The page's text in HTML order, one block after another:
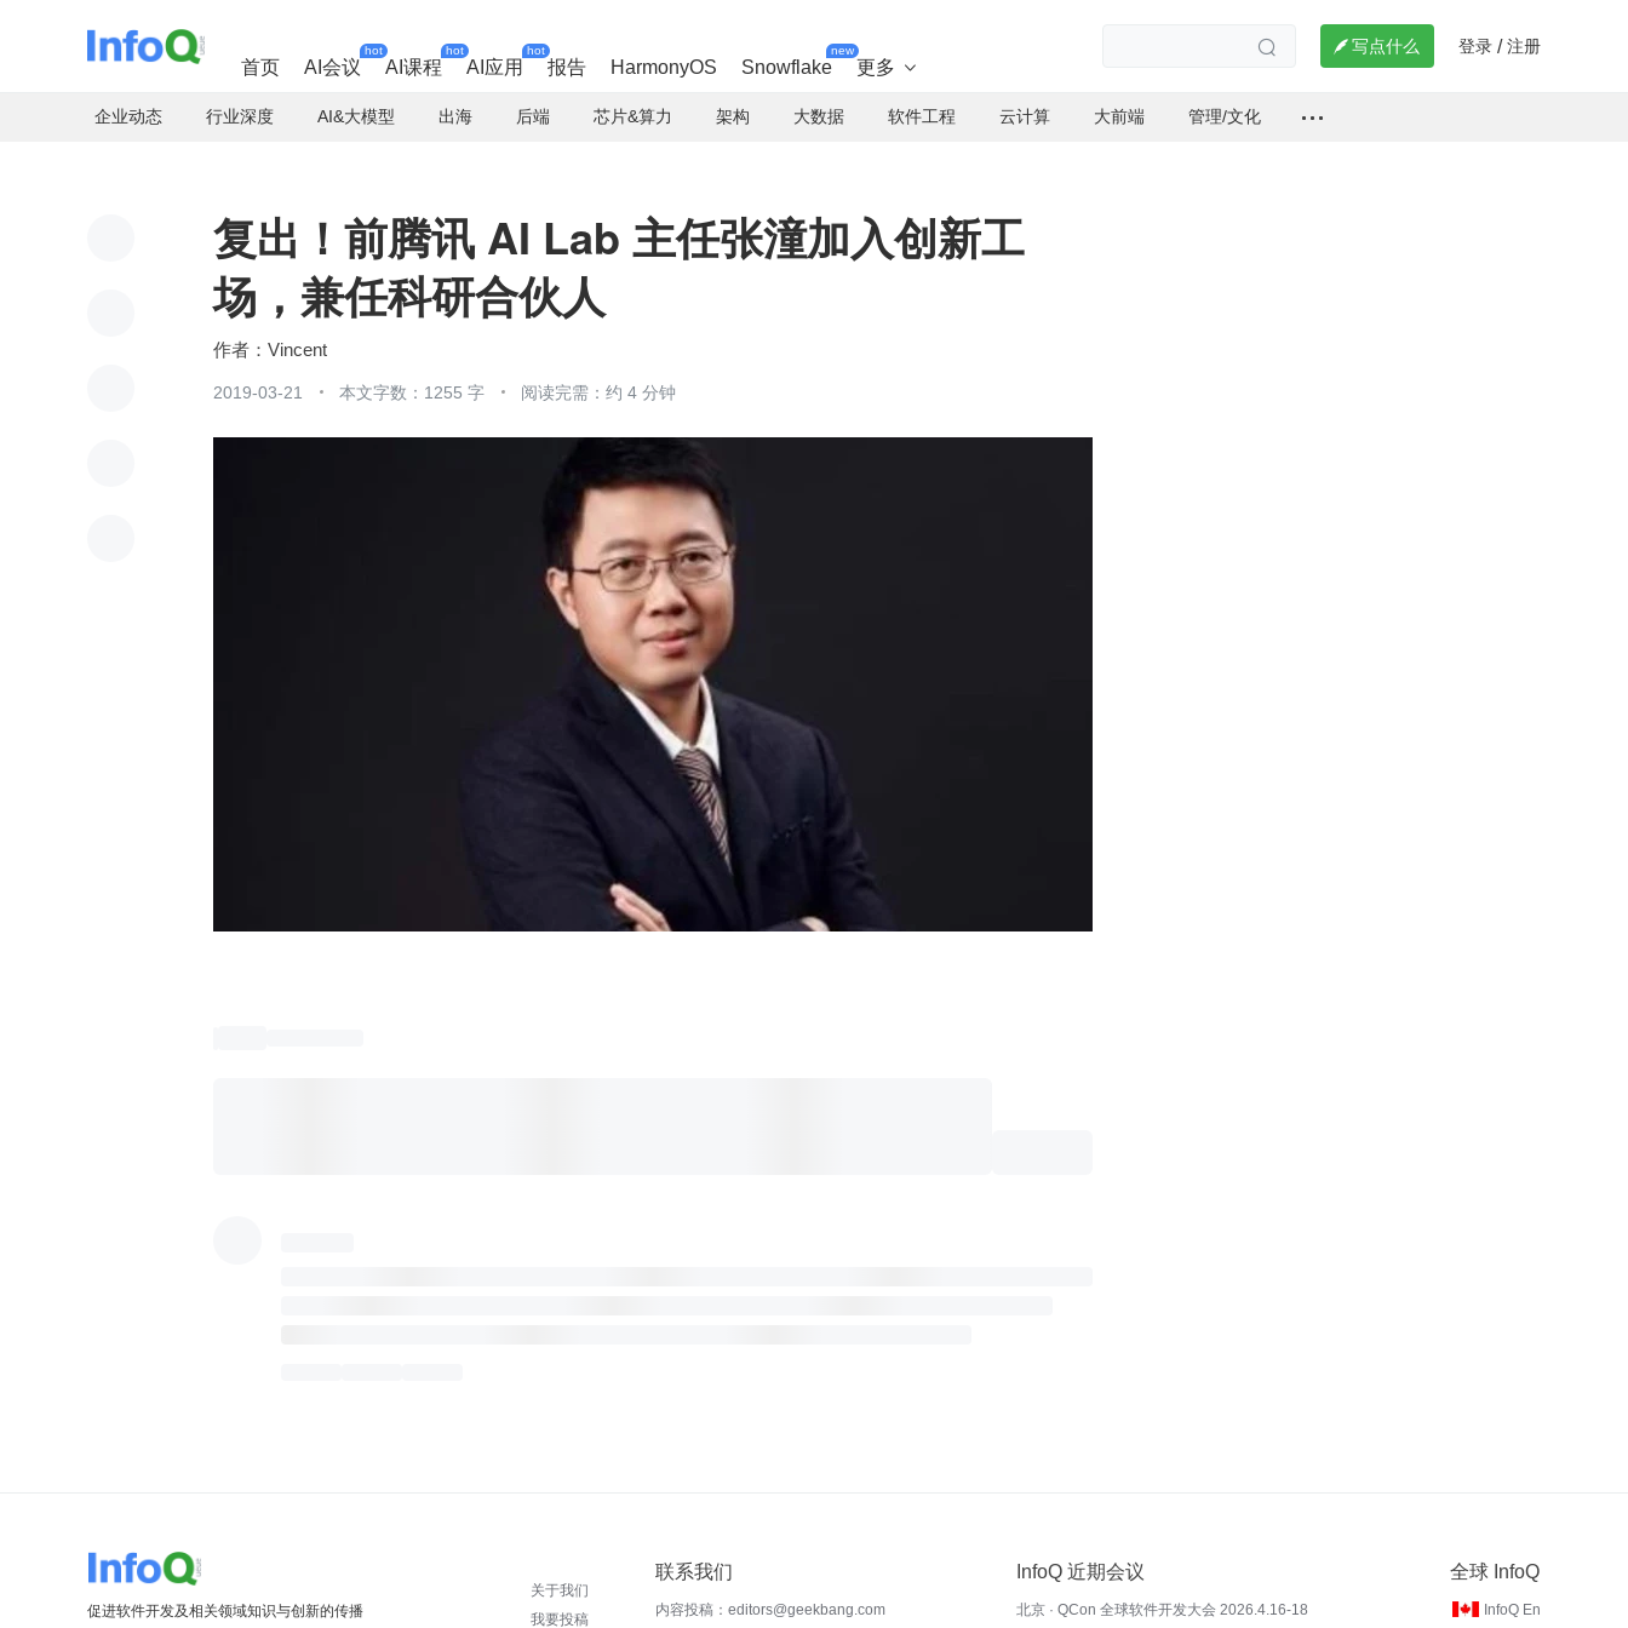
首页 AI会议
hot
AI课程
hot
AI应用
hot
报告 HarmonyOS Snowflake
new
更多 
  写点什么 登录 / 注册
企业动态 行业深度 AI&大模型 出海 后端 芯片&算力 架构 大数据 软件工程 云计算 大前端 管理/文化
复出！前腾讯 AI Lab 主任张潼加入创新工
场，兼任科研合伙人
Vincent
2019-03-21 本文字数：1255 字 阅读完需：约 4 分钟
促进软件开发及相关领域知识与创新的传播
关于我们
我要投稿
联系我们
内容投稿：editors@geekbang.com
InfoQ 近期会议
北京 · QCon 全球软件开发大会 2026.4.16-18
全球 InfoQ
InfoQ En